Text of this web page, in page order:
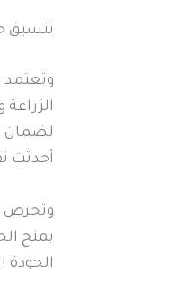
تنسيق
وتعتمد
لضمان
أحدثت
وتحرص
يمنح
الجودة